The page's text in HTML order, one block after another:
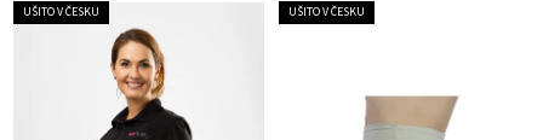
UŠITO V ČESKU UŠITO V ČESKU